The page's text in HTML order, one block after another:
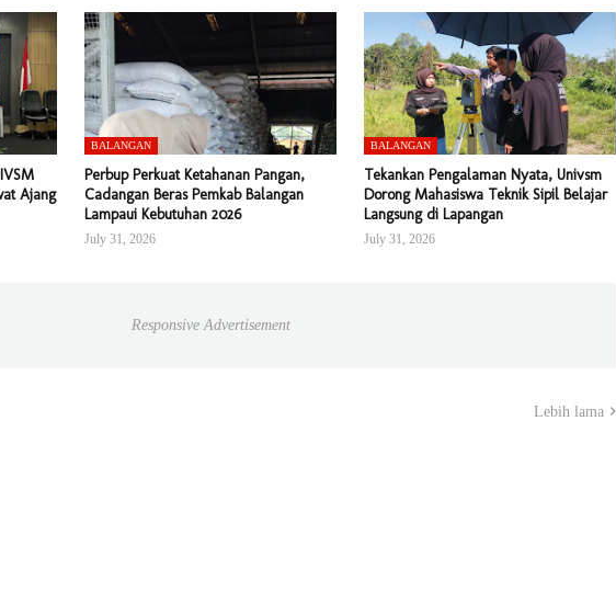
Ajang
BALANGAN
Perbup Perkuat Ketahanan Pangan,
Cadangan Beras Pemkab Balangan
Lampaui Kebutuhan 2026
July 31, 2026
BALANGAN
Tekankan Pengalaman Nyata, Univsm
Dorong Mahasiswa Teknik Sipil Belajar
Langsung di Lapangan
July 31, 2026
Responsive Advertisement
Lebih lama